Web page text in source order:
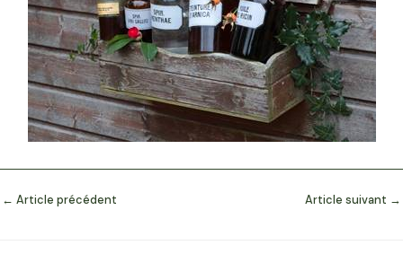
← Article précédent Article suivant →